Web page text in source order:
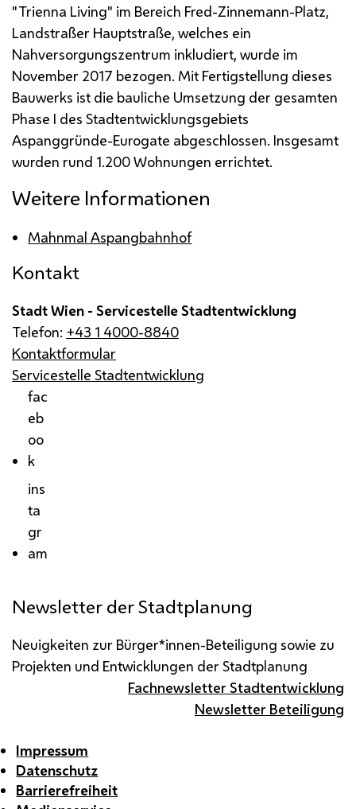
"Trienna Living" im Bereich Fred-Zinnemann-Platz,
Landstraßer Hauptstraße, welches ein
Nahversorgungszentrum inkludiert, wurde im
November 2017 bezogen. Mit Fertigstellung dieses
Bauwerks ist die bauliche Umsetzung der gesamten
Phase I des Stadtentwicklungsgebiets
Aspanggründe-Eurogate abgeschlossen. Insgesamt
wurden rund 1.200 Wohnungen errichtet.
Weitere Informationen
Mahnmal Aspangbahnhof
Kontakt
Stadt Wien - Servicestelle Stadtentwicklung
Telefon: +43 1 4000-8840
Kontaktformular
Servicestelle Stadtentwicklung
fac
eb
oo
k
ins
ta
gr
am
Newsletter der Stadtplanung
Neuigkeiten zur Bürger*innen-Beteiligung sowie zu
Projekten und Entwicklungen der Stadtplanung
Fachnewsletter Stadtentwicklung
Newsletter Beteiligung
Impressum
Datenschutz
Barrierefreiheit